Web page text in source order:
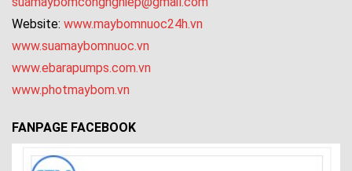
Website: www.maybomnuoc24h.vn
www.suamaybomnuoc.vn
www.ebarapumps.com.vn
www.photmaybom.vn
FANPAGE FACEBOOK